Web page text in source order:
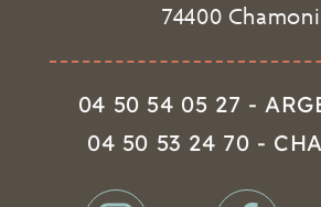
74400
04 50 54 05 27 -
04 50 53 24 70 -